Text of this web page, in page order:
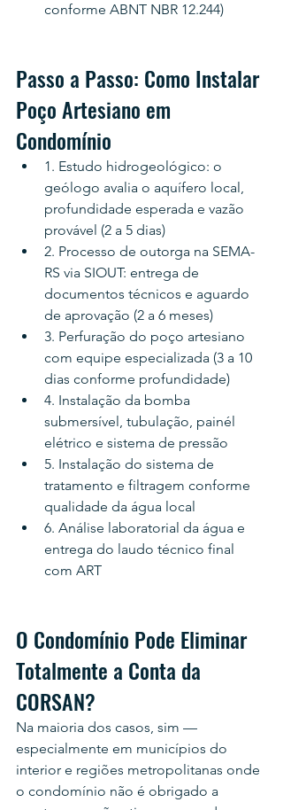
conforme ABNT NBR 12.244)
Passo a Passo: Como Instalar
Poço Artesiano em
Condomínio
1. Estudo hidrogeológico: o
geólogo avalia o aquífero local,
profundidade esperada e vazão
provável (2 a 5 dias)
2. Processo de outorga na SEMA-
RS via SIOUT: entrega de
documentos técnicos e aguardo
de aprovação (2 a 6 meses)
3. Perfuração do poço artesiano
com equipe especializada (3 a 10
dias conforme profundidade)
4. Instalação da bomba
submersível, tubulação, painél
elétrico e sistema de pressão
5. Instalação do sistema de
tratamento e filtragem conforme
qualidade da água local
6. Análise laboratorial da água e
entrega do laudo técnico final
com ART
O Condomínio Pode Eliminar
Totalmente a Conta da
CORSAN?
Na maioria dos casos, sim —
especialmente em municípios do
interior e regiões metropolitanas onde
o condomínio não é obrigado a